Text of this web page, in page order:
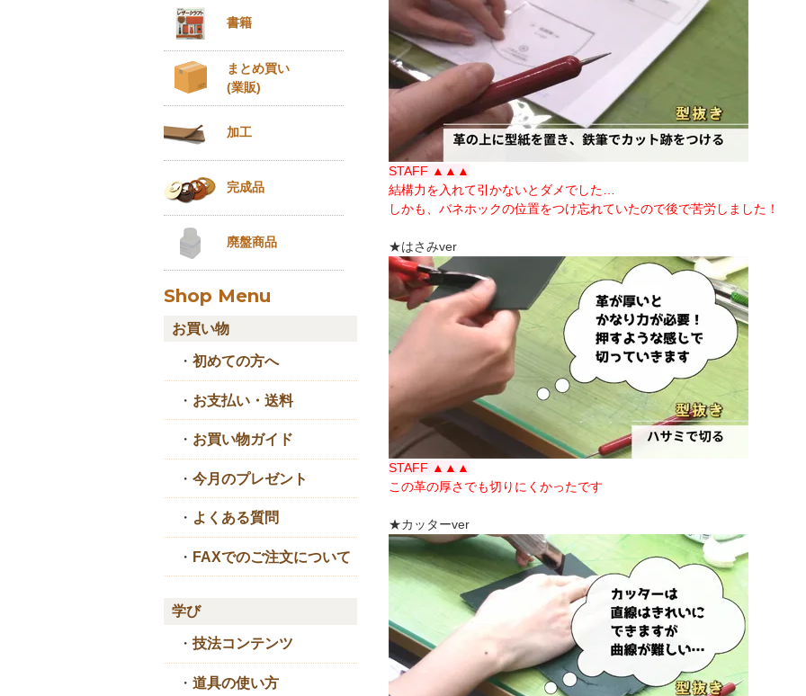
STAFF ▲▲▲
結構力を入れて引かないとダメでした…
しかも、バネホックの位置をつけ忘れていたので後で苦労しました！
★はさみver
STAFF ▲▲▲
この革の厚さでも切りにくかったです
★カッターver
書籍
まとめ買い
(業販)
加工
完成品
廃盤商品
Shop Menu
お買い物
・ 初めての方へ
・ お支払い・送料
・ お買い物ガイド
・ 今月のプレゼント
・ よくある質問
・ FAXでのご注文について
学び
・ 技法コンテンツ
・ 道具の使い方